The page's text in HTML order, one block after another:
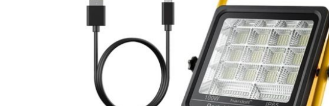
Ống Nhòm Yukon Belarus
Ống Nhòm Baigish Nga
Ống Nhòm Nikula
Ống Nhòm Các Hãng Khác
Ống Nhòm Quân Sự, Hàng Hải
Ống Nhòm Điều Chỉnh Zoom